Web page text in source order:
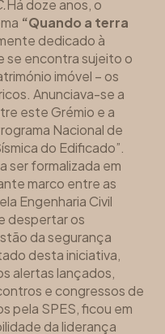
Há doze anos, o
“Quando a terra
dedicado à
se encontra sujeito o
imóvel – os
Anunciava-se a
este Grémio e a
Nacional de
do Edificado”.
ser formalizada em
marco entre as
Engenharia Civil
despertar os
da segurança
desta iniciativa,
alertas lançados,
e congressos de
pela SPES, ficou em
da liderança